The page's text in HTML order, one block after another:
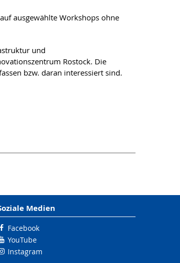
ausgewählte Workshops ohne
und
Rostock. Die
bzw. daran interessiert sind.
Medien
Facebook
YouTube
Instagram